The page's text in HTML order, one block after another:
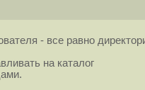
- все равно
на каталог